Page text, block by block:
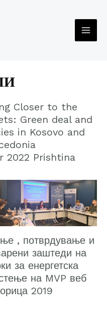
Closer to the
Green deal and
in Kosovo and
2022 Prishtina
, потврдување и
заштеди на
за енергетска
на MVP веб
2019